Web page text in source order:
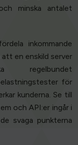
minska antalet
inkommande
en enskild server
regelbundet
för
kunderna. Se till
och API:er ingår i
svaga punkterna